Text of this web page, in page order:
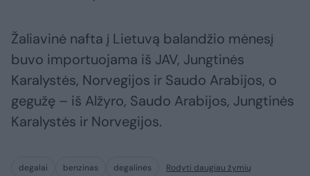
Žaliavinė nafta į Lietuvą balandžio mėnesį
buvo importuojama iš JAV, Jungtinės
Karalystės, Norvegijos ir Saudo Arabijos, o
gegužę – iš Alžyro, Saudo Arabijos, Jungtinės
Karalystės ir Norvegijos.
degalai benzinas degalinės Rodyti daugiau žymių